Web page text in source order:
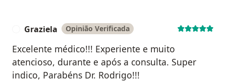
Graziela Opinião Verificada
Excelente médico!!! Experiente e muito
atencioso, durante e após a consulta. Super
indico, Parabéns Dr. Rodrigo!!!